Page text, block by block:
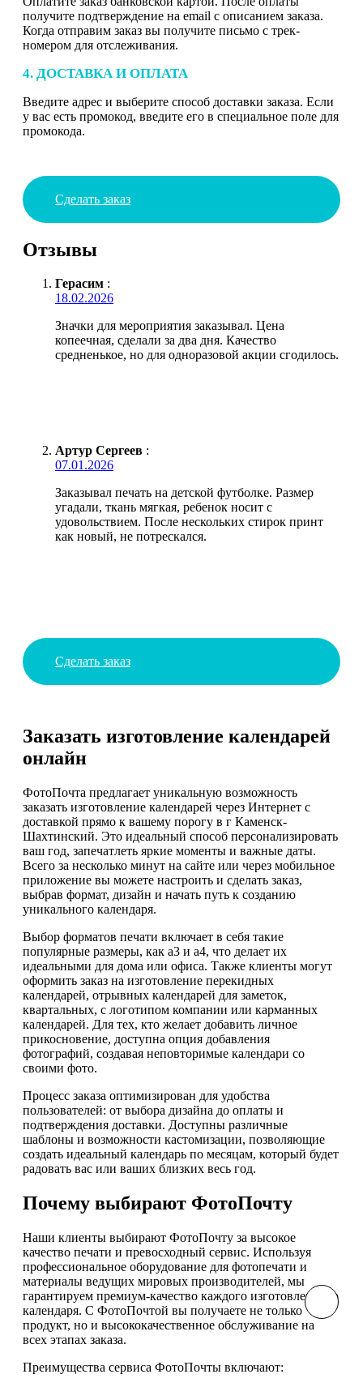
получите подтверждение на email с описанием заказа.
Когда отправим заказ вы получите письмо с трек-
номером для отслеживания.
4. ДОСТАВКА И ОПЛАТА
Введите адрес и выберите способ доставки заказа. Если
у вас есть промокод, введите его в специальное поле для
промокода.
Сделать заказ
Отзывы
Герасим :
18.02.2026
Значки для мероприятия заказывал. Цена
копеечная, сделали за два дня. Качество
средненькое, но для одноразовой акции сгодилось.
Артур Сергеев :
07.01.2026
Заказывал печать на детской футболке. Размер
угадали, ткань мягкая, ребенок носит с
удовольствием. После нескольких стирок принт
как новый, не потрескался.
Сделать заказ
Заказать изготовление календарей
онлайн
ФотоПочта предлагает уникальную возможность
заказать изготовление календарей через Интернет с
доставкой прямо к вашему порогу в г Каменск-
Шахтинский. Это идеальный способ персонализировать
ваш год, запечатлеть яркие моменты и важные даты.
Всего за несколько минут на сайте или через мобильное
приложение вы можете настроить и сделать заказ,
выбрав формат, дизайн и начать путь к созданию
уникального календаря.
Выбор форматов печати включает в себя такие
популярные размеры, как а3 и а4, что делает их
идеальными для дома или офиса. Также клиенты могут
оформить заказ на изготовление перекидных
календарей, отрывных календарей для заметок,
квартальных, с логотипом компании или карманных
календарей. Для тех, кто желает добавить личное
прикосновение, доступна опция добавления
фотографий, создавая неповторимые календари со
своими фото.
Процесс заказа оптимизирован для удобства
пользователей: от выбора дизайна до оплаты и
подтверждения доставки. Доступны различные
шаблоны и возможности кастомизации, позволяющие
создать идеальный календарь по месяцам, который будет
радовать вас или ваших близких весь год.
Почему выбирают ФотоПочту
Наши клиенты выбирают ФотоПочту за высокое
качество печати и превосходный сервис. Используя
профессиональное оборудование для фотопечати и
материалы ведущих мировых производителей, мы
гарантируем премиум-качество каждого изготовленного
календаря. С ФотоПочтой вы получаете не только
продукт, но и высококачественное обслуживание на
всех этапах заказа.
Преимущества сервиса ФотоПочты включают: